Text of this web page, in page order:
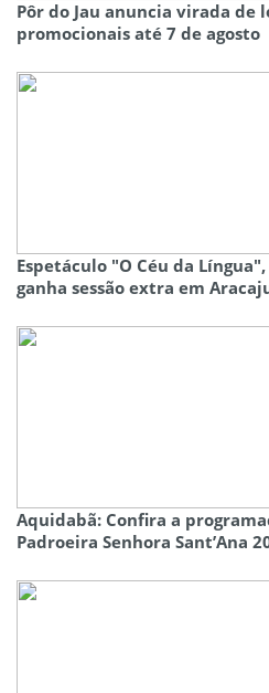
Pôr do Jau anuncia virada de
promocionais até 7 de agosto
Espetáculo "O Céu da
ganha sessão extra em
Aquidabã: Confira a
Padroeira Senhora Sant’Ana